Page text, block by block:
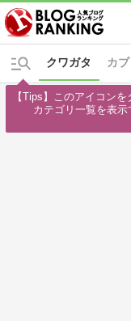
カ
クワガタ
【Tips】このアイコンを
カテゴリ一覧を表示